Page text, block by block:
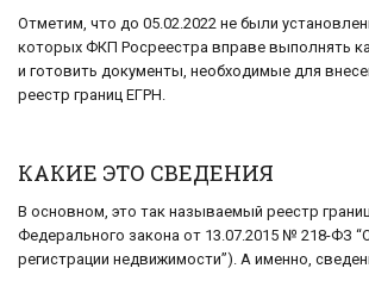
Отметим, что до 05.02.2022 не были
которых ФКП Росреестра вправе выполнять
и готовить документы, необходимые для
реестр границ ЕГРН.
КАКИЕ ЭТО СВЕДЕНИЯ
В основном, это так называемый реестр
Федерального закона от 13.07.2015 № 218-ФЗ
регистрации недвижимости”). А именно,